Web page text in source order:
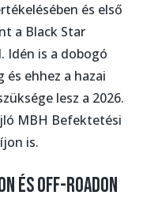
és első
a Black Star
Idén is a dobogó
ehhez a hazai
lesz a 2026.
MBH Befektetési
is.
és off-roadon